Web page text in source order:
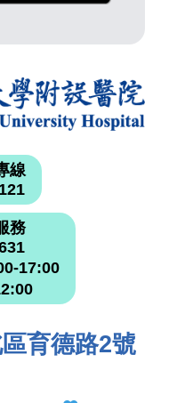
線
務
17:00
育德路2號